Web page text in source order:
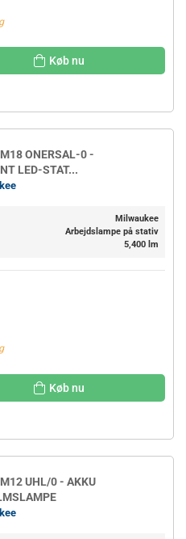
Køb nu
ONERSAL-0 -
LED-STAT...
Milwaukee
Arbejdslampe på stativ
5,400 lm
Køb nu
UHL/0 - AKKU